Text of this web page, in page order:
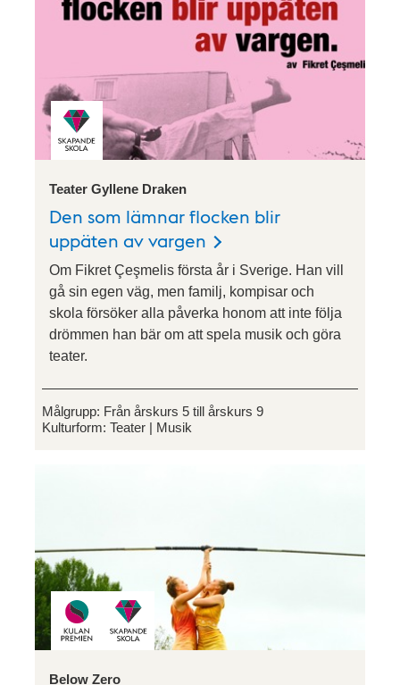
Teater Gyllene Draken
Den som lämnar flocken blir
uppäten av vargen
Om Fikret Çeşmelis första år i Sverige. Han vill
gå sin egen väg, men familj, kompisar och
skola försöker alla påverka honom att inte följa
drömmen han bär om att spela musik och göra
teater.
Målgrupp: Från årskurs 5 till årskurs 9
Kulturform: Teater Musik
Below Zero